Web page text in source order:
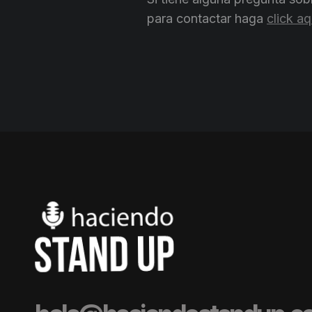
para contactar haga click